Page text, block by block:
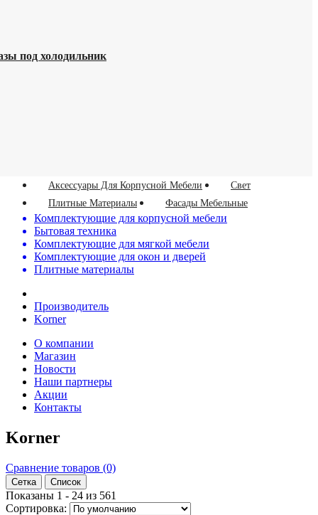
под холодильник
Аксессуары Для Корпусной Мебели
Свет
Плитные Материалы
Фасады Мебельные
Комплектующие для корпусной мебели
Бытовая техника
Комплектующие для мягкой мебели
Комплектующие для окон и дверей
Плитные материалы
Производитель
Korner
О компании
Магазин
Новости
Наши партнеры
Акции
Контакты
Korner
Сравнение товаров (0)
Сетка Список
Показаны 1 - 24 из 561
Сортировка: